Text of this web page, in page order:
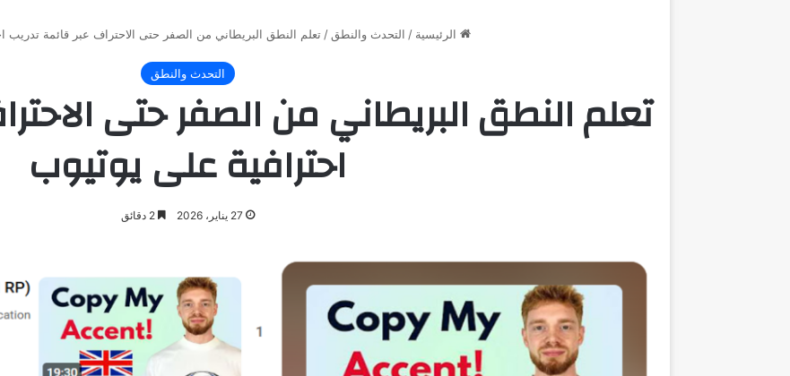
الرئيسية / التحدث والنطق / تعلم النطق البريطاني من الصفر حتى الاحتراف عبر قائمة تدريب
التحدث والنطق
تعلم النطق البريطاني من الصفر حتى
احترافية على يوتيوب
27 يناير، 2026 2 دقائق